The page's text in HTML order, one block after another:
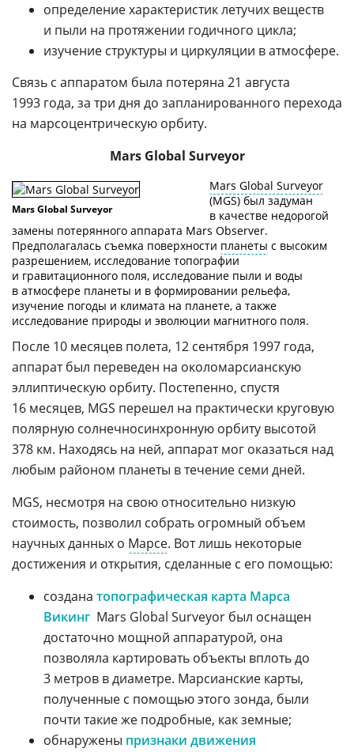
определение характеристик летучих веществ
и пыли на протяжении годичного цикла;
изучение структуры и циркуляции в атмосфере.
Связь с аппаратом была потеряна 21 августа
1993 года, за три дня до запланированного перехода
на марсоцентрическую орбиту.
Mars Global Surveyor
Mars Global Surveyor
Mars Global Surveyor
(MGS) был задуман
в качестве недорогой
замены потерянного аппарата Mars Observer.
Предполагалась съемка поверхности планеты с высоким
разрешением, исследование топографии
и гравитационного поля, исследование пыли и воды
в атмосфере планеты и в формировании рельефа,
изучение погоды и климата на планете, а также
исследование природы и эволюции магнитного поля.
После 10 месяцев полета, 12 сентября 1997 года,
аппарат был переведен на околомарсианскую
эллиптическую орбиту. Постепенно, спустя
16 месяцев, MGS перешел на практически круговую
полярную солнечносинхронную орбиту высотой
378 км. Находясь на ней, аппарат мог оказаться над
любым районом планеты в течение семи дней.
MGS, несмотря на свою относительно низкую
стоимость, позволил собрать огромный объем
научных данных о Марсе. Вот лишь некоторые
достижения и открытия, сделанные с его помощью:
создана топографическая карта Марса
Викинг  Mars Global Surveyor был оснащен
достаточно мощной аппаратурой, она
позволяла картировать объекты вплоть до
3 метров в диаметре. Марсианские карты,
полученные с помощью этого зонда, были
почти такие же подробные, как земные;
обнаружены признаки движения